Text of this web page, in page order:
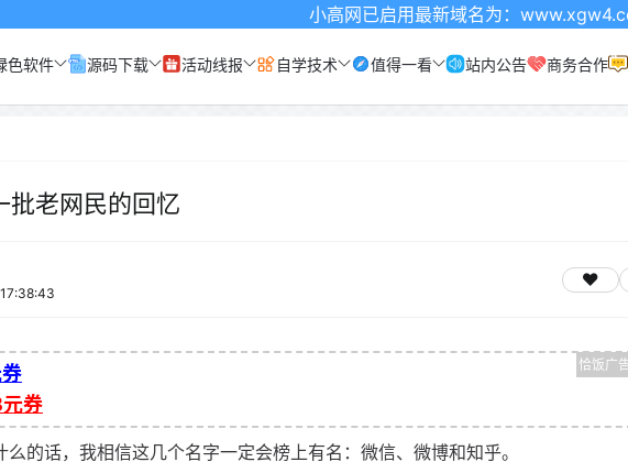
小高网已启用最新域名为：www.xgw4.com 记得
色软件 源码下载 活动线报 自学技术 值得一看 站内公告 商务合作
批老网民的回忆
券
的话，我相信这几个名字一定会榜上有名：微信、微博和知乎。